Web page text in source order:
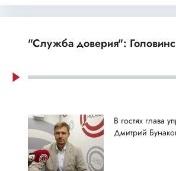
"Служба доверия":
В гостях глава
Дмитрий